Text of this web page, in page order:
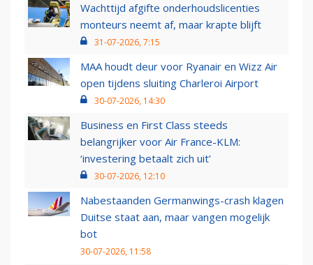
Wachttijd afgifte onderhoudslicenties
monteurs neemt af, maar krapte blijft
31-07-2026, 7:15
MAA houdt deur voor Ryanair en Wizz Air
open tijdens sluiting Charleroi Airport
30-07-2026, 14:30
Business en First Class steeds
belangrijker voor Air France-KLM:
‘investering betaalt zich uit’
30-07-2026, 12:10
Nabestaanden Germanwings-crash klagen
Duitse staat aan, maar vangen mogelijk
bot
30-07-2026, 11:58